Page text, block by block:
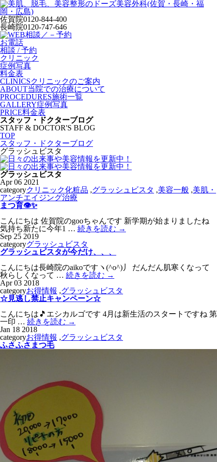
佐賀院0120-844-400
長崎院0120-747-646
お電話
相談 / 予約
クリニック
症例写真
料金表
CLINICSクリニックのご案内
ABOUT当院での治療について
PROCEDURES施術一覧
GALLERY症例写真
PRICE料金表
スタッフ・ドクターブログ
STAFF & DOCTOR'S BLOG
TOP
スタッフ・ドクターブログ
グラッシュビスタ
グラッシュビスタ
Apr 06 2021
categoryクリニック化粧品 ,グラッシュビスタ ,美容一般 ,美肌・
アンチエイジング治療
まつ育👁✨
こんにちは 佐賀院のgooちゃんです 新学期が始まりましたね
気持ち新たに今年1 … 続きを読む →
Sep 25 2019
categoryグラッシュビスタ
グラッシュビスタが今だけ、、、
こんにちは長崎院のaikoですヽ(^o^)丿 だんだん肌寒くなって
秋らしくなって … 続きを読む →
Apr 03 2018
categoryお得情報 ,グラッシュビスタ
☆見逃し禁止キャンペーン☆
こんにちは🎵エシカルゴです 4月は新生活のスタートですね 第
一印 … 続きを読む →
Jan 18 2018
categoryお得情報 ,グラッシュビスタ
ふさふさまつ毛